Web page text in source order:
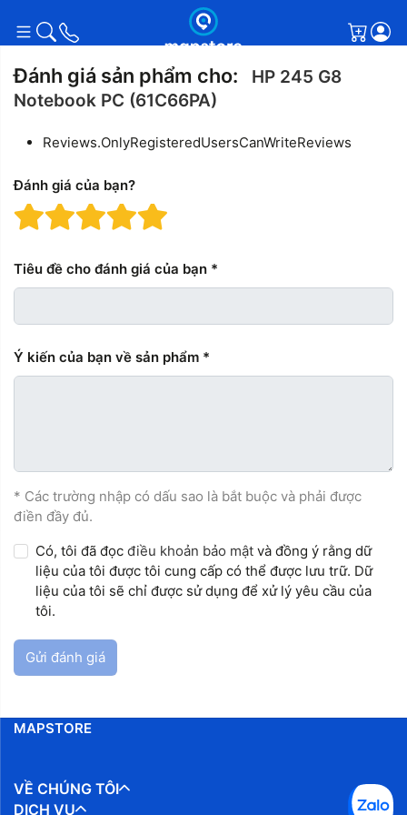
Giỏ
Đánh giá sản phẩm cho:
HP 245 G8
Notebook PC (61C66PA)
Reviews.OnlyRegisteredUsersCanWriteReviews
Đánh giá của bạn?
Đánh giá: 4 trên 5
Đánh giá: 3 trên 5 sao.
Đánh giá: 2 trên 5 sao.
Đánh giá: 1 trên 5 sao. Xấu
Tiêu đề cho đánh giá của bạn
Ý kiến ​​của bạn về sản phẩm
* Các trường nhập có dấu sao là bắt buộc và phải được
điền đầy đủ.
Có, tôi đã đọc điều khoản bảo mật và đồng ý rằng dữ
liệu của tôi được tôi cung cấp có thể được lưu trữ. Dữ
liệu của tôi sẽ chỉ được sử dụng để xử lý yêu cầu của
tôi.
Gửi đánh giá
MAPSTORE
VỀ CHÚNG TÔI
DỊCH VỤ